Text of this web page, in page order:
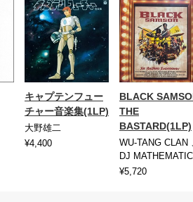
キャプテンフュー
チャー音楽集(1LP)
大野雄二
¥4,400
BLACK
THE
BASTARD(1LP)
WU-TANG CLAN
DJ
¥5,720